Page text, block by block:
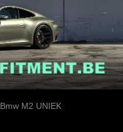
Bmw M2 UNIEK